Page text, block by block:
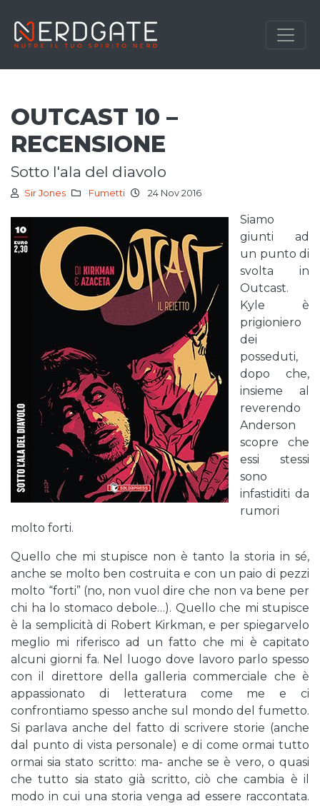
OUTCAST 10 –
RECENSIONE
sotto l'ala del diavolo
Sir Jones Fumetti 24 Nov 2016
Siamo
giunti ad
un punto di
svolta in
Outcast.
Kyle è
prigioniero
dei
posseduti,
dopo che,
insieme al
reverendo
Anderson
scopre che
essi stessi
sono
infastiditi da
rumori
molto forti.
Quello che mi stupisce non è tanto la storia in sé,
anche se molto ben costruita e con un paio di pezzi
molto “forti” (no, non vuol dire che non va bene per
chi ha lo stomaco debole…). Quello che mi stupisce
è la semplicità di Robert Kirkman, e per spiegarvelo
meglio mi riferisco ad un fatto che mi è capitato
alcuni giorni fa. Nel luogo dove lavoro parlo spesso
con il direttore della galleria commerciale che è
appassionato di letteratura come me e ci
confrontiamo spesso anche sul mondo del fumetto.
Si parlava anche del fatto di scrivere storie (anche
dal punto di vista personale) e di come ormai tutto
ormai sia stato scritto: ma- anche se è vero, o quasi
che tutto sia stato già scritto, ciò che cambia è il
modo in cui una storia venga ad essere raccontata.